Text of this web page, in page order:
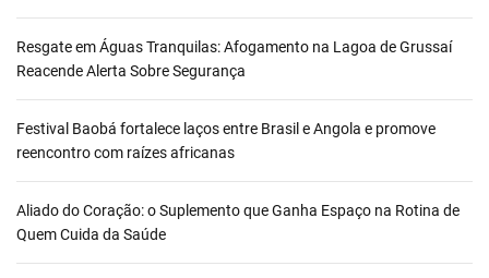
Resgate em Águas Tranquilas: Afogamento na Lagoa de Grussaí
Reacende Alerta Sobre Segurança
Festival Baobá fortalece laços entre Brasil e Angola e promove
reencontro com raízes africanas
Aliado do Coração: o Suplemento que Ganha Espaço na Rotina de
Quem Cuida da Saúde